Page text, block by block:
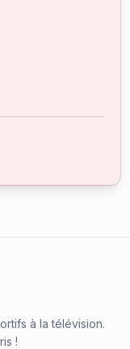
à la télévision.
!